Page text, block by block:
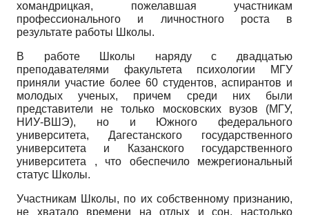
хомандрицкая, пожелавшая участникам
профессионального и личностного роста в
результате работы Школы.
В работе Школы наряду с двадцатью
преподавателями факультета психологии МГУ
приняли участие более 60 студентов, аспирантов и
молодых ученых, причем среди них были
представители не только московских вузов (МГУ,
НИУ-ВШЭ), но и Южного федерального
университета, Дагестанского государственного
университета и Казанского государственного
университета , что обеспечило межрегиональный
статус Школы.
Участникам Школы, по их собственному признанию,
не хватало времени на отдых и сон, настолько